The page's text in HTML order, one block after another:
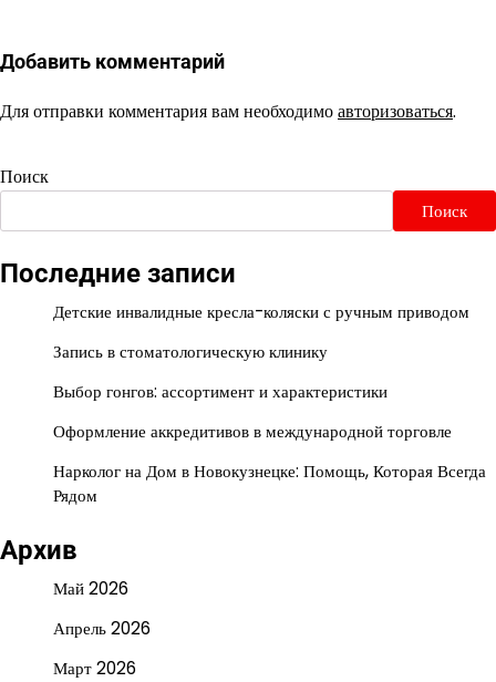
Добавить комментарий
Для отправки комментария вам необходимоавторизоваться.
Поиск
Поиск
Последние записи
Детские инвалидные кресла-коляски с ручным приводом
Запись в стоматологическую клинику
Выбор гонгов: ассортимент и характеристики
Оформление аккредитивов в международной торговле
Нарколог на Дом в Новокузнецке: Помощь, Которая Всегда
Рядом
Архив
Май 2026
Апрель 2026
Март 2026